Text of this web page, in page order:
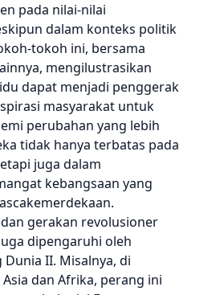
pada nilai-nilai
dalam konteks politik
tokoh ini, bersama
mengilustrasikan
dapat menjadi penggerak
masyarakat untuk
perubahan yang lebih
tidak hanya terbatas pada
juga dalam
kebangsaan yang
gerakan revolusioner
dipengaruhi oleh
II. Misalnya, di
dan Afrika, perang ini